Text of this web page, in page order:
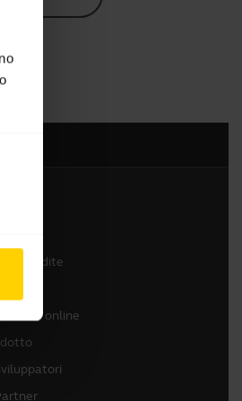
vendite
store online